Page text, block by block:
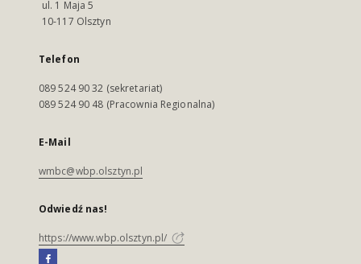
ul. 1 Maja 5
10-117 Olsztyn
Telefon
089 524 90 32 (sekretariat)
089 524 90 48 (Pracownia Regionalna)
E-Mail
wmbc@wbp.olsztyn.pl
Odwiedź nas!
https://www.wbp.olsztyn.pl/